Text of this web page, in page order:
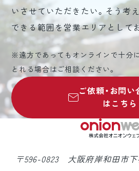
いさせていただきたい。そう考
できる範囲を営業エリアとして
※遠方であってもオンラインで十分
とれる場合はご相談ください。
ご依頼・お問い
はこちら
〒596-0823 大阪府岸和田市下